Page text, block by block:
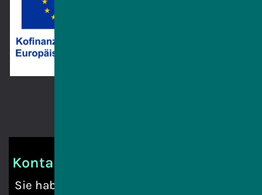
Kontakt
Sie haben ein Anliegen an „IT macht